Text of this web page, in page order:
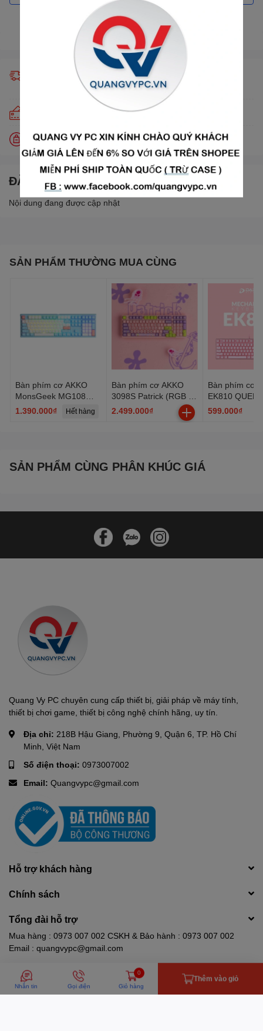
Gọi đặt mua 0973 007 002 (7:00 - 19:00)
Giao hàng miễn phí trong 24h (chỉ áp dụng khu vực nội
Trả góp lãi suất 0% qua thẻ tín dụng Visa, Master, JCB
Đổi trả miễn phí trong 30 ngày
ĐẶC ĐIỂM NỔI BẬT
Nội dung đang được cập nhật
SẢN PHẨM THƯỜNG MUA CÙNG
Bàn phím cơ AKKO
MonsGeek MG108
Doll of Princess (RGB /
1.390.000₫ Hết hàng
Bàn phím cơ AKKO
3098S Patrick (RGB /
PBT Dye-subbed / JDA
2.499.000₫
Bàn phím cơ
EK810
led
599.000₫
SẢN PHẨM CÙNG PHÂN KHÚC GIÁ
Quang Vy PC chuyên cung cấp thiết bị, giải pháp về máy tính,
thiết bị chơi game, thiết bị công nghệ chính hãng, uy tín.
Địa chỉ: 218B Hậu Giang, Phường 9, Quận 6, TP. Hồ Chí
Minh, Việt Nam
Số điện thoại: 0973007002
Email: Quangvypc@gmail.com
Hỗ trợ khách hàng
Chính sách
Tổng đài hỗ trợ
Mua hàng : 0973 007 002 CSKH & Bảo hành : 0973 007 002
Email : quangvypc@gmail.com
Phương thức thanh toán
Nhắn tin Gọi điện
0
Giỏ hàng
Thêm vào giỏ